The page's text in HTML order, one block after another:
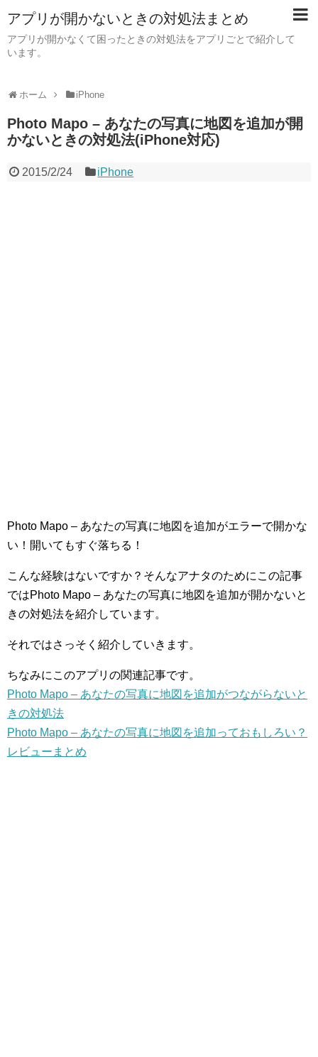
アプリが開かないときの対処法まとめ
アプリが開かなくて困ったときの対処法をアプリごとで紹介して
います。
ホーム iPhone
Photo Mapo – あなたの写真に地図を追加が開
かないときの対処法(iPhone対応)
2015/2/24 iPhone
Photo Mapo – あなたの写真に地図を追加がエラーで開かな
い！開いてもすぐ落ちる！
こんな経験はないですか？そんなアナタのためにこの記事
ではPhoto Mapo – あなたの写真に地図を追加が開かないと
きの対処法を紹介しています。
それではさっそく紹介していきます。
ちなみにこのアプリの関連記事です。
Photo Mapo – あなたの写真に地図を追加がつながらないと
きの対処法
Photo Mapo – あなたの写真に地図を追加っておもしろい？
レビューまとめ